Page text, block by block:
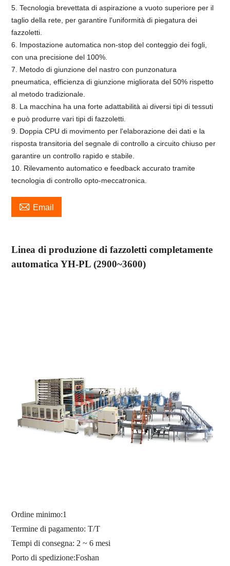
5. Tecnologia brevettata di aspirazione a vuoto superiore per il
taglio della rete, per garantire l'uniformità di piegatura dei
fazzoletti.
6. Impostazione automatica non-stop del conteggio dei fogli,
con una precisione del 100%.
7. Metodo di giunzione del nastro con punzonatura
pneumatica, efficienza di giunzione migliorata del 50% rispetto
al metodo tradizionale.
8. La macchina ha una forte adattabilità ai diversi tipi di tessuti
e può produrre vari tipi di fazzoletti.
9. Doppia CPU di movimento per l'elaborazione dei dati e la
risposta transitoria del segnale di controllo a circuito chiuso per
garantire un controllo rapido e stabile.
10. Rilevamento automatico e feedback accurato tramite
tecnologia di controllo opto-meccatronica.
 Email
Linea di produzione di fazzoletti completamente
automatica YH-PL (2900~3600)
Ordine minimo:1
Termine di pagamento: T/T
Tempi di consegna: 2 ~ 6 mesi
Porto di spedizione:Foshan